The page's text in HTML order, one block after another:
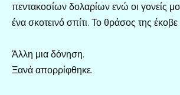
πεντακοσίων δολαρίων ενώ οι γονείς
ένα σκοτεινό σπίτι. Το θράσος της
Άλλη μια δόνηση.
Ξανά απορρίφθηκε.